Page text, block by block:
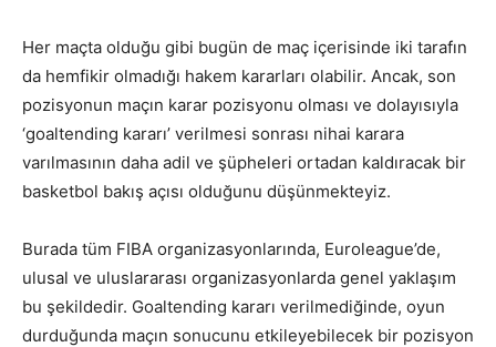
Her maçta olduğu gibi bugün de maç içerisinde iki tarafın
da hemfikir olmadığı hakem kararları olabilir. Ancak, son
pozisyonun maçın karar pozisyonu olması ve dolayısıyla
‘goaltending kararı’ verilmesi sonrası nihai karara
varılmasının daha adil ve şüpheleri ortadan kaldıracak bir
basketbol bakış açısı olduğunu düşünmekteyiz.
Burada tüm FIBA organizasyonlarında, Euroleague’de,
ulusal ve uluslararası organizasyonlarda genel yaklaşım
bu şekildedir. Goaltending kararı verilmediğinde, oyun
durduğunda maçın sonucunu etkileyebilecek bir pozisyon